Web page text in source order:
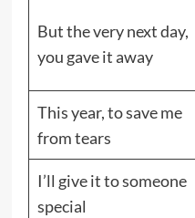
But the very next day,
you gave it away
This year, to save me
from tears
I’ll give it to someone
special